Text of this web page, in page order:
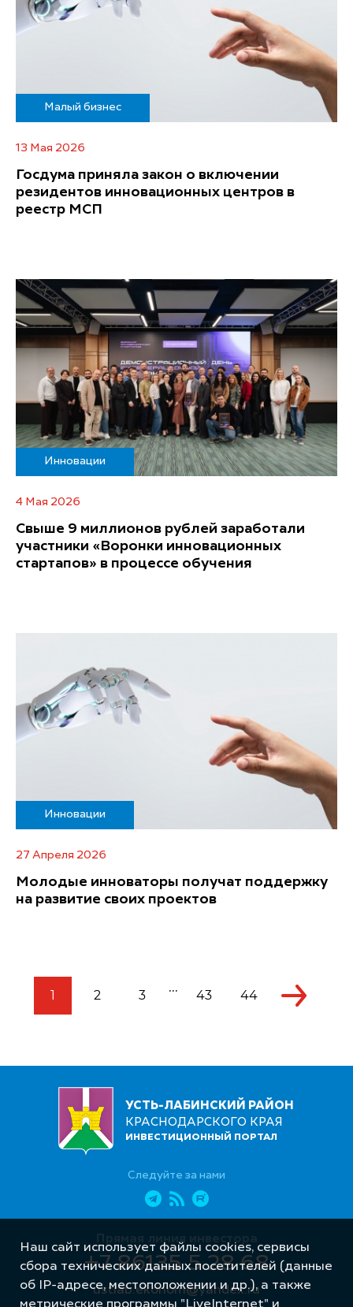
Малый бизнес
13 Мая 2026
Госдума приняла закон о включении
резидентов инновационных центров в
реестр МСП
Инновации
4 Мая 2026
Свыше 9 миллионов рублей заработали
участники «Воронки инновационных
стартапов» в процессе обучения
Инновации
27 Апреля 2026
Молодые инноваторы получат поддержку
на развитие своих проектов
1 2 3 ... 43 44
УСТЬ-ЛАБИНСКИЙ РАЙОН
КРАСНОДАРСКОГО КРАЯ
ИНВЕСТИЦИОННЫЙ ПОРТАЛ
Следуйте за нами
Прямая линия инвестора
+7 86135 5 28 68
ustlab.ekonom@yandex.ru
Наш сайт использует файлы cookies, сервисы
сбора технических данных посетителей (данные
об IP-адресе, местоположении и др.), а также